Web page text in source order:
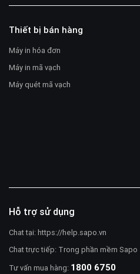
Thiết bị bán hàng
Máy in hóa đơn
Máy in mã vạch
Máy quét mã vạch
Hỗ trợ sử dụng
Chat tại:https://help.sapo.vn
Chat trực tiếp: Trong phần mềm Sapo
Tư vấn mua hàng: 1800 6750